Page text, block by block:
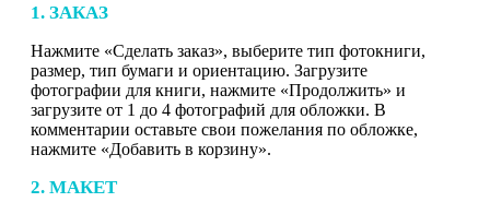
1. ЗАКАЗ
Нажмите «Сделать заказ», выберите тип фотокниги,
размер, тип бумаги и ориентацию. Загрузите
фотографии для книги, нажмите «Продолжить» и
загрузите от 1 до 4 фотографий для обложки. В
комментарии оставьте свои пожелания по обложке,
нажмите «Добавить в корзину».
2. МАКЕТ